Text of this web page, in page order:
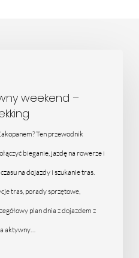
weekend –
Ten przewodnik
bieganie, jazdę na rowerze i
na dojazdy i szukanie tras.
tras, porady sprzętowe,
plan dnia z dojazdem z
aktywny…